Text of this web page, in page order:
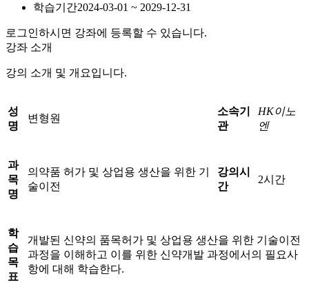
학습기간2024-03-01 ~ 2029-12-31
로그인하시면 강좌에 등록할 수 있습니다.
강좌 소개
강의 소개 및 개요입니다.
성
명
변형원
소속기
관
HK이노
엔
과
목
명
의약품 허가 및 상업용 생산을 위한 기
술이전
강의시
간
2시간
학
습
목
표
개발된 신약의 품목허가 및 상업용 생산을 위한 기술이전
과정을 이해하고 이를 위한 신약개발 과정에서의 필요사
항에 대해 학습한다.